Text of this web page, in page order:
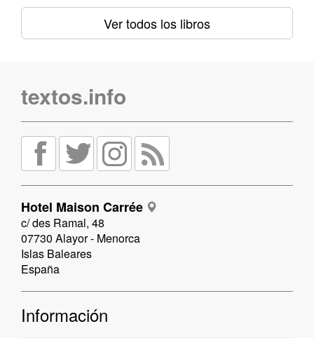
Ver todos los libros
textos.info
Hotel Maison Carrée
c/ des Ramal, 48
07730 Alayor - Menorca
Islas Baleares
España
Información